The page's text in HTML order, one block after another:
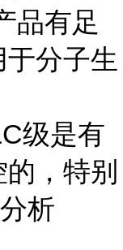
品有足
分子生
级是有
，特别
析